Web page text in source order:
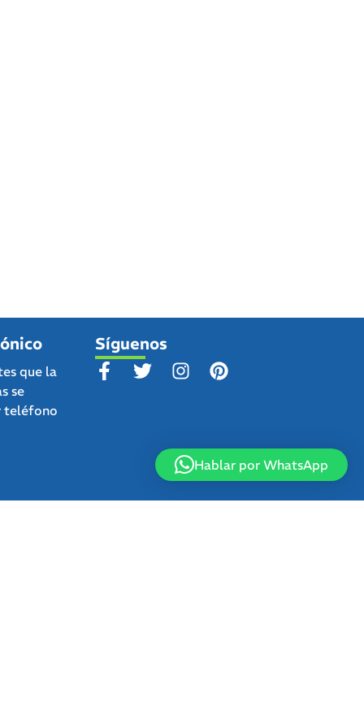
que la
se
teléfono
Síguenos
Hablar por WhatsApp